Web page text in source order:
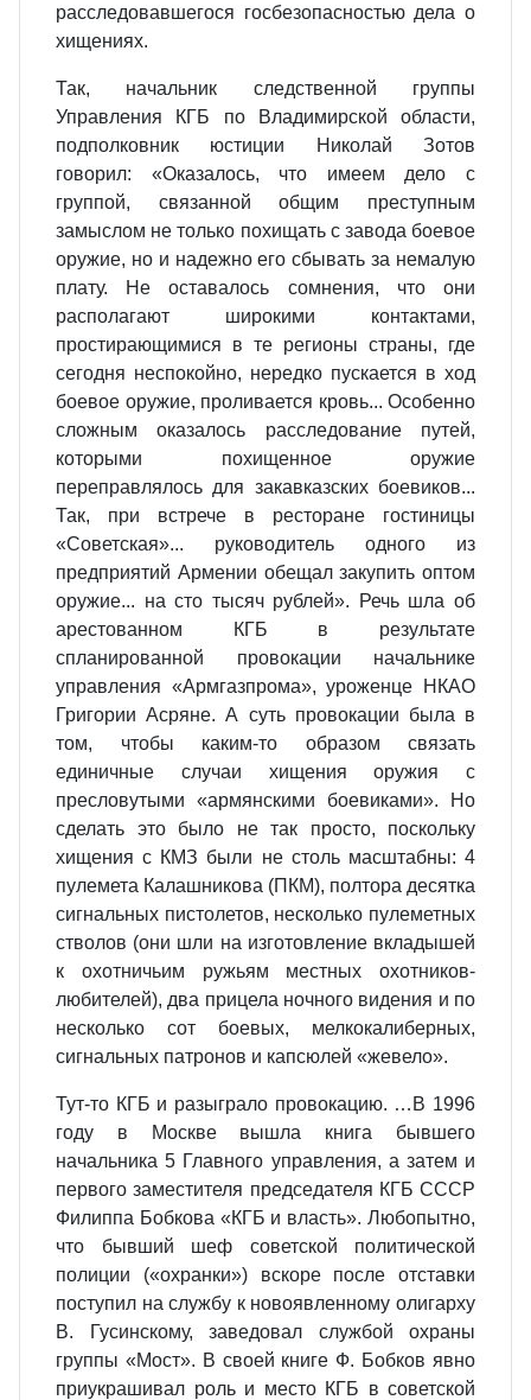
расследовавшегося госбезопасностью дела о
хищениях.
Так, начальник следственной группы
Управления КГБ по Владимирской области,
подполковник юстиции Николай Зотов
говорил: «Оказалось, что имеем дело с
группой, связанной общим преступным
замыслом не только похищать с завода боевое
оружие, но и надежно его сбывать за немалую
плату. Не оставалось сомнения, что они
располагают широкими контактами,
простирающимися в те регионы страны, где
сегодня неспокойно, нередко пускается в ход
боевое оружие, проливается кровь... Особенно
сложным оказалось расследование путей,
которыми похищенное оружие
переправлялось для закавказских боевиков...
Так, при встрече в ресторане гостиницы
«Советская»... руководитель одного из
предприятий Армении обещал закупить оптом
оружие... на сто тысяч рублей». Речь шла об
арестованном КГБ в результате
спланированной провокации начальнике
управления «Армгазпрома», уроженце НКАО
Григории Асряне. А суть провокации была в
том, чтобы каким-то образом связать
единичные случаи хищения оружия с
пресловутыми «армянскими боевиками». Но
сделать это было не так просто, поскольку
хищения с КМЗ были не столь масштабны: 4
пулемета Калашникова (ПКМ), полтора десятка
сигнальных пистолетов, несколько пулеметных
стволов (они шли на изготовление вкладышей
к охотничьим ружьям местных охотников-
любителей), два прицела ночного видения и по
несколько сот боевых, мелкокалиберных,
сигнальных патронов и капсюлей «жевело».
Тут-то КГБ и разыграло провокацию. …В 1996
году в Москве вышла книга бывшего
начальника 5 Главного управления, а затем и
первого заместителя председателя КГБ СССР
Филиппа Бобкова «КГБ и власть». Любопытно,
что бывший шеф советской политической
полиции («охранки») вскоре после отставки
поступил на службу к новоявленному олигарху
В. Гусинскому, заведовал службой охраны
группы «Мост». В своей книге Ф. Бобков явно
приукрашивал роль и место КГБ в советской